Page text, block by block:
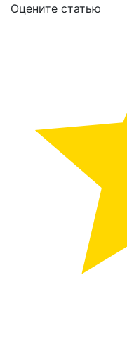
Оцените статью